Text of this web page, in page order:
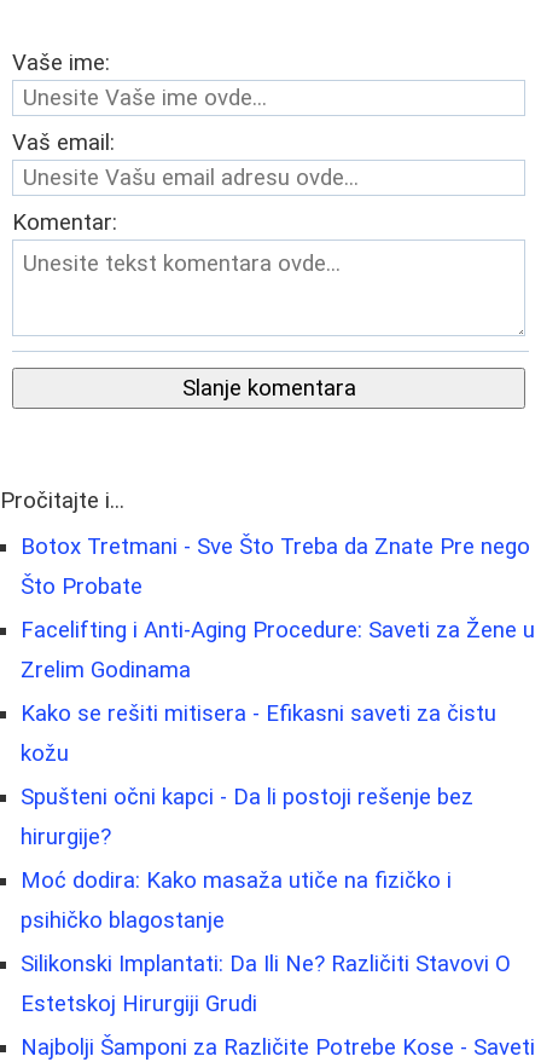
Vaše ime:
Vaš email:
Komentar:
Slanje komentara
Pročitajte i...
Botox Tretmani - Sve Što Treba da Znate Pre nego
Što Probate
Facelifting i Anti-Aging Procedure: Saveti za Žene u
Zrelim Godinama
Kako se rešiti mitisera - Efikasni saveti za čistu
kožu
Spušteni očni kapci - Da li postoji rešenje bez
hirurgije?
Moć dodira: Kako masaža utiče na fizičko i
psihičko blagostanje
Silikonski Implantati: Da Ili Ne? Različiti Stavovi O
Estetskoj Hirurgiji Grudi
Najbolji Šamponi za Različite Potrebe Kose - Saveti